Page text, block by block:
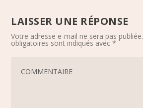
LAISSER UNE RÉPONSE
Votre adresse e-mail ne sera pas publiée.
obligatoires sont indiqués avec*